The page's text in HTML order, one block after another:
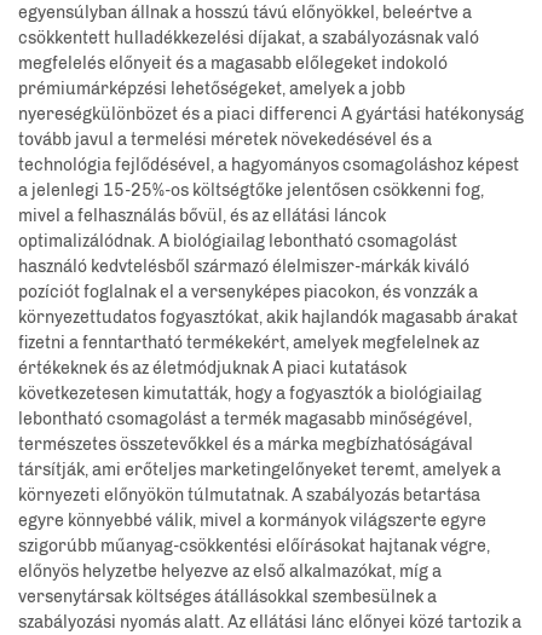
egyensúlyban állnak a hosszú távú előnyökkel, beleértve a
csökkentett hulladékkezelési díjakat, a szabályozásnak való
megfelelés előnyeit és a magasabb előlegeket indokoló
prémiumárképzési lehetőségeket, amelyek a jobb
nyereségkülönbözet és a piaci differenci A gyártási hatékonyság
tovább javul a termelési méretek növekedésével és a
technológia fejlődésével, a hagyományos csomagoláshoz képest
a jelenlegi 15-25%-os költségtőke jelentősen csökkenni fog,
mivel a felhasználás bővül, és az ellátási láncok
optimalizálódnak. A biológiailag lebontható csomagolást
használó kedvtelésből származó élelmiszer-márkák kiváló
pozíciót foglalnak el a versenyképes piacokon, és vonzzák a
környezettudatos fogyasztókat, akik hajlandók magasabb árakat
fizetni a fenntartható termékekért, amelyek megfelelnek az
értékeknek és az életmódjuknak A piaci kutatások
következetesen kimutatták, hogy a fogyasztók a biológiailag
lebontható csomagolást a termék magasabb minőségével,
természetes összetevőkkel és a márka megbízhatóságával
társítják, ami erőteljes marketingelőnyeket teremt, amelyek a
környezeti előnyökön túlmutatnak. A szabályozás betartása
egyre könnyebbé válik, mivel a kormányok világszerte egyre
szigorúbb műanyag-csökkentési előírásokat hajtanak végre,
előnyös helyzetbe helyezve az első alkalmazókat, míg a
versenytársak költséges átállásokkal szembesülnek a
szabályozási nyomás alatt. Az ellátási lánc előnyei közé tartozik a